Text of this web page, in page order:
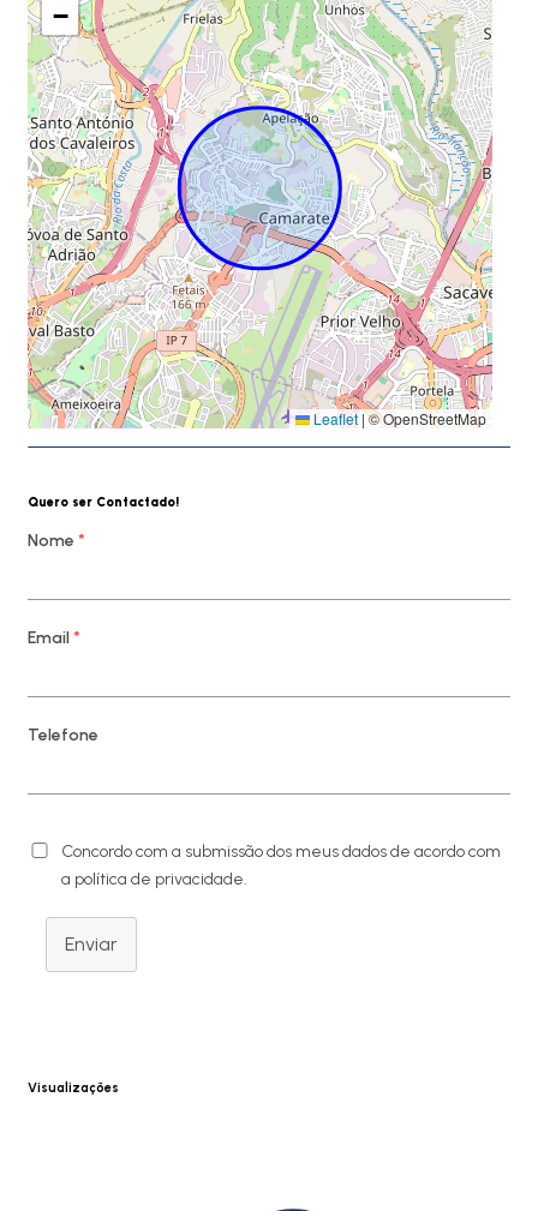
−
Leaflet |© OpenStreetMap
Quero ser Contactado!
Nome *
Email*
Telefone
Concordo com a submissão dos meus dados de acordo com
a política de privacidade.
Enviar
Visualizações